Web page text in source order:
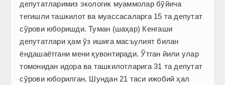
депутатларимиз экологик муаммолар бўйича
тегишли ташкилот ва муассасаларга 15 та депутат
сўрови юборишди. Туман (шаҳар) Кенгаши
депутатлари ҳам ўз ишига масъ­улият билан
ёндашаётгани мени қувонтиради. Ўтган йили улар
томонидан идора ва ташкилотларига 31 та депутат
сўрови юборилган. Шундан 21 таси ижобий ҳал